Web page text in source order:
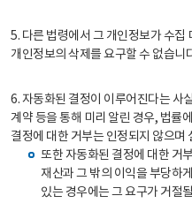
5. 다른 법령에서 그 개인정보가 수
개인정보의 삭제를 요구할 수 없습니
6. 자동화된 결정이 이루어진다는 사
계약 등을 통해 미리 알린 경우, 법률
결정에 대한 거부는 인정되지 않으며
또한 자동화된 결정에 대한 거
재산과 그 밖의 이익을 부당하
있는 경우에는 그 요구가 거절